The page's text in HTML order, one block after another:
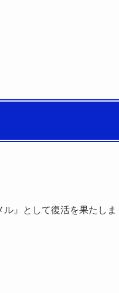
』として復活を果たしま